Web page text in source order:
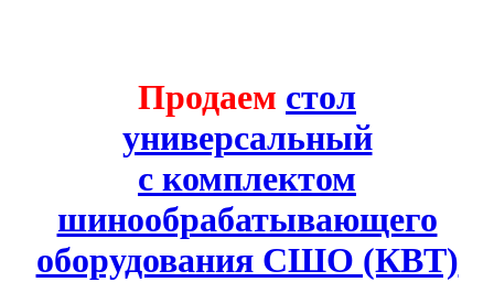
Продаем стол
универсальный
с комплектом
шинообрабатывающего
оборудования СШО (КВТ)